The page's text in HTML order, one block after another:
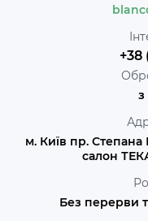
+38
з
м. Київ пр.
салон
Без перерви